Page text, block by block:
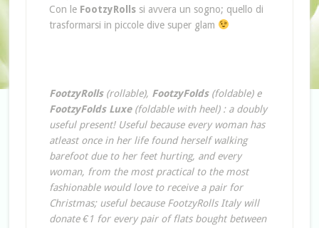
Con le FootzyRollssi avvera un sogno; quello di
trasformarsi in piccole dive super glam
FootzyRolls(rollable), FootzyFolds(foldable) e
FootzyFolds Luxe(foldable with heel) : a doubly
useful present! Useful because every woman has
atleast once in her life found herself walking
barefoot due to her feet hurting, and every
woman, from the most practical to the most
fashionable would love to receive a pair for
Christmas; useful because FootzyRolls Italy will
donate €1 for every pair of flats bought between